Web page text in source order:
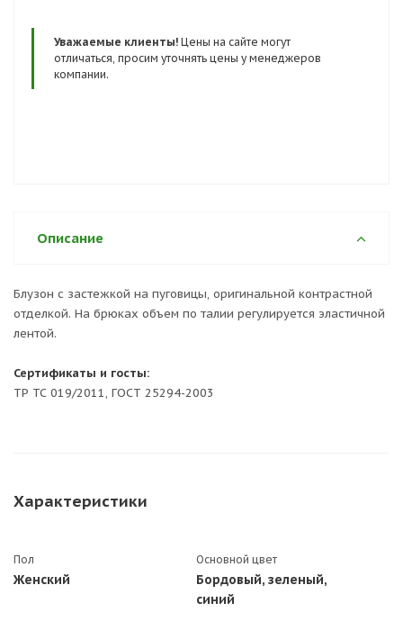
Уважаемые клиенты! Цены на сайте могут
отличаться, просим уточнять цены у менеджеров
компании.
Описание
Блузон с застежкой на пуговицы, оригинальной контрастной
отделкой. На брюках объем по талии регулируется эластичной
лентой.
Сертификаты и госты:
ТР ТС 019/2011, ГОСТ 25294-2003
Характеристики
Пол
Женский
Основной цвет
Бордовый, зеленый,
синий